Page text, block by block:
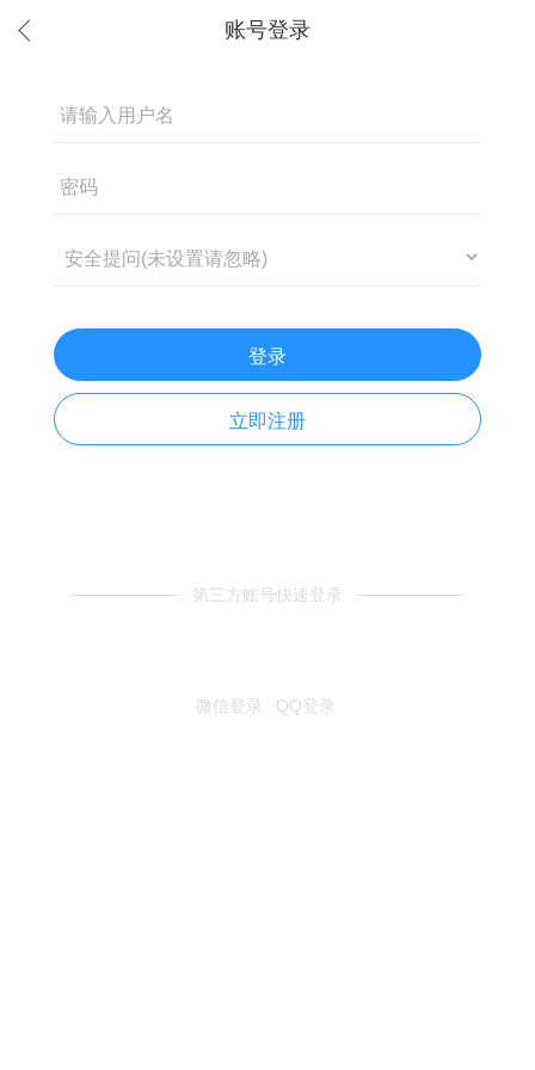
登录
立即注册
第三方账号快速登录
微信登录 QQ登录